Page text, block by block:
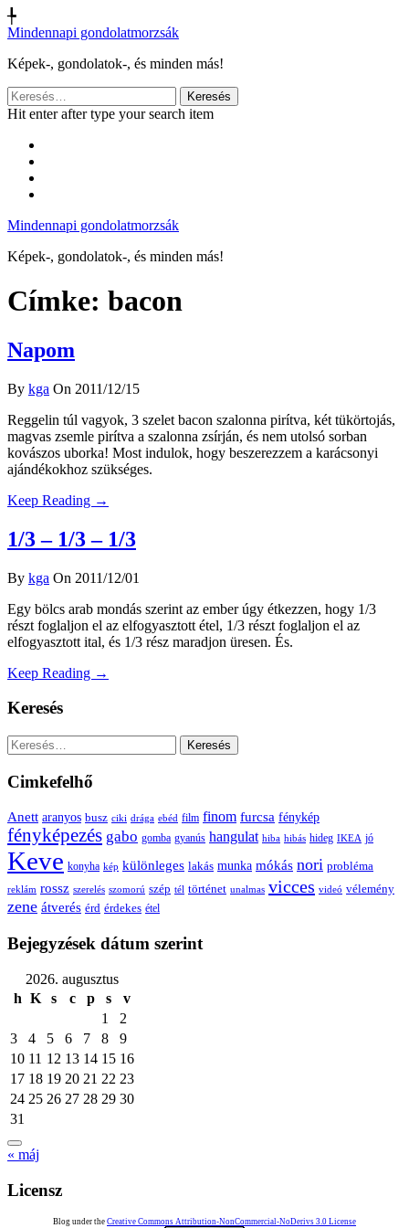
╄
Mindennapi gondolatmorzsák
Képek-, gondolatok-, és minden más!
Keresés:
Hit enter after type your search item
Mindennapi gondolatmorzsák
Képek-, gondolatok-, és minden más!
Címke: bacon
Napom
By kga On 2011/12/15
Reggelin túl vagyok, 3 szelet bacon szalonna pirítva, két tükörtojás,
magvas zsemle pirítva a szalonna zsírján, és nem utolsó sorban
kovászos uborka! Most indulok, hogy beszerezzem a karácsonyi
ajándékokhoz szükséges.
Keep Reading →
1/3 – 1/3 – 1/3
By kga On 2011/12/01
Egy bölcs arab mondás szerint az ember úgy étkezzen, hogy 1/3
részt foglaljon el az elfogyasztott étel, 1/3 részt foglaljon el az
elfogyasztott ital, és 1/3 rész maradjon üresen. És.
Keep Reading →
Keresés
Keresés:
Cimkefelhő
Anett aranyos busz ciki drága ebéd film finom furcsa fénykép
fényképezés gabo gomba gyanús hangulat hiba hibás hideg IKEA jó
Keve konyha kép különleges lakás munka mókás nori probléma
reklám rossz szerelés szomorú szép tél történet unalmas vicces videó vélemény
zene átverés érd érdekes étel
Bejegyzések dátum szerint
2026. augusztus
h K s c p s
v
1
2
3
4 5 6 7 8
9
10 11 12 13 14 15 16
17 18 19 20 21 22 23
24 25 26 27 28 29 30
31
« máj
Licensz
Blog under the Creative Commons Attribution-NonCommercial-NoDerivs 3.0 License